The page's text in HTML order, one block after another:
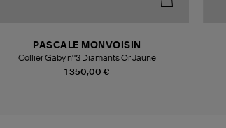
1 350,00 €
PASCALE MONVOISIN
Collier Gaby n°3 Diamants Or Jaune